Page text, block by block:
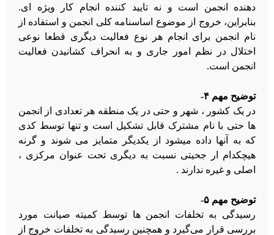
دهنده انجمن است و نه تایید کننده انجام کار ویژه ای.
بنابراین، خروج از موضوع اساسنامه کلی انجمن و استفاده از
نام انجمن برای انجام هر نوع فعالیت دیگری قطعا نوعی
اختلال در نظم امور جاری و به انحراف کشانیدن فعالیت
انجمن است.
توضیح مهم ۴-
در یک کشور ، شهر و حتی در یک منطقه هر تعدادی از انجمن
ها حتی با نام مشترک قابل تشکیل است و تنها توسط کدی
که به آنها داده میشود از یکدیگر متمایز می شوند و گرنه
هیچکدام ار جحیتی نسبت به دیگری تحت عنوان مرکزی ،
اصلی و غیره ندارند .
توضیح مهم ۵-
رسیدگی به تخلفات انجمن ها توسط کمیته صیانت مورد
بررسی قرار می‌گیرد و همچنین رسیدگی به تخلفات خروج از